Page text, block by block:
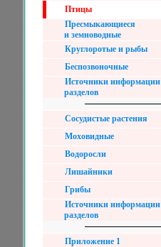
Птицы
Пресмыкающиеся
и земноводные
Круглоротые и рыбы
Беспозвоночные
Источники информации
разделов
Сосудистые растения
Моховидные
Водоросли
Лишайники
Грибы
Источники информации
разделов
Приложение 1